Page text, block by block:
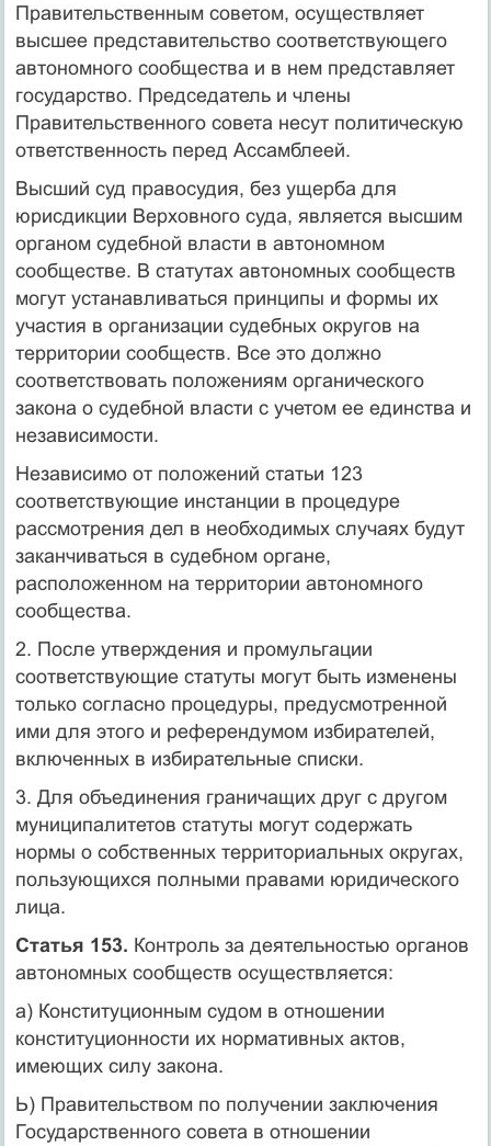
Правительственным советом, осуществляет
высшее представительство соответствующего
автономного сообщества и в нем представляет
государство. Председатель и члены
Правительственного совета несут политическую
ответственность перед Ассамблеей.
Высший суд правосудия, без ущерба для
юрисдикции Верховного суда, является высшим
органом судебной власти в автономном
сообществе. В статутах автономных сообществ
могут устанавливаться принципы и формы их
участия в организации судебных округов на
территории сообществ. Все это должно
соответствовать положениям органического
закона о судебной власти с учетом ее единства и
независимости.
Независимо от положений статьи 123
соответствующие инстанции в процедуре
рассмотрения дел в необходимых случаях будут
заканчиваться в судебном органе,
расположенном на территории автономного
сообщества.
2. После утверждения и промульгации
соответствующие статуты могут быть изменены
только согласно процедуры, предусмотренной
ими для этого и референдумом избирателей,
включенных в избирательные списки.
3. Для объединения граничащих друг с другом
муниципалитетов статуты могут содержать
нормы о собственных территориальных округах,
пользующихся полными правами юридического
лица.
Статья 153. Контроль за деятельностью органов
автономных сообществ осуществляется:
а) Конституционным судом в отношении
конституционности их нормативных актов,
имеющих силу закона.
Ь) Правительством по получении заключения
Государственного совета в отношении